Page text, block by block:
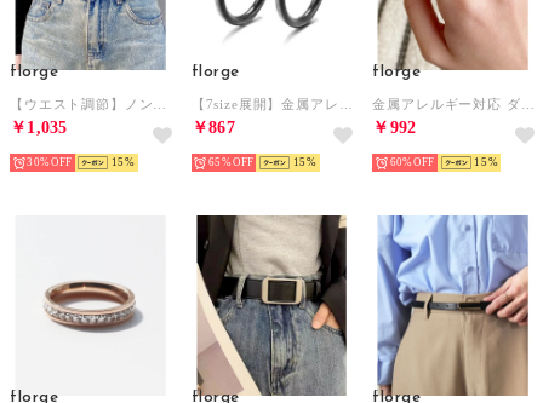
florge
￥1,035
30% 15
florge
￥867
65% 15
florge
￥992
60% 15
florge florge florge